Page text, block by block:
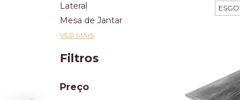
Lateral
Mesa de Jantar
VER MAIS
Filtros
Preço